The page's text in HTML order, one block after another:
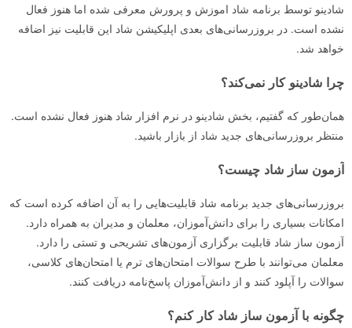
شادینو توسط برنامه شاد اموزش و پرورش معرفی شده اما هنوز فعال
نشده است. در بروزرسانی‌های بعدی اپلیکیشن شاد این قابلیت نیز اضافه
خواهد شد.
چرا شادینو کار نمی‌کند؟
همان‌طور که گفتیم، بخش شادینو در نرم افزار شاد هنوز فعال نشده است.
منتظر بروزرسانی‌های جدید شاد از بازار باشید.
آزمون ساز شاد چیست؟
بروزرسانی‌های جدید برنامه شاد قابلیت‌هایی را به آن اضافه کرده است که
امکانات بسیاری را برای دانش‌آموزان، معلمان و مدیران به همراه دارد.
آزمون ساز شاد قابلیت برگزاری آزمون‌های تشریحی و تستی را دارد.
معلمان می‌توانند با طرح سوالات امتحان‌های ترم یا امتحان‌های کلاسی،
سوالات را آپلود کنند و از دانش‌آموزان پاسخ‌نامه دریافت کنند.
چگونه با آزمون ساز شاد کار کنم؟